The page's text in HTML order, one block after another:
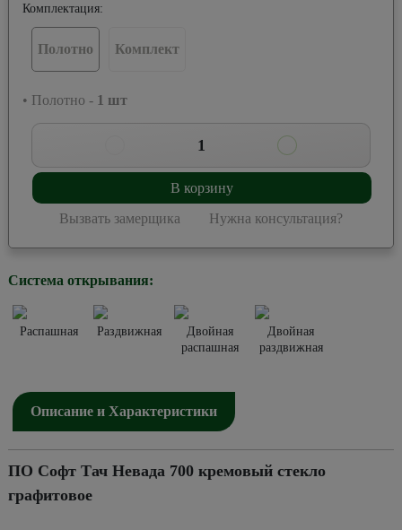
Комплектация:
Полотно Комплект
• Полотно - 1 шт
1
В корзину
Вызвать замерщика Нужна консультация?
Система открывания:
Распашная Раздвижная
Двойная
распашная
Двойная
раздвижная
Описание и Характеристики
ПО Софт Тач Невада 700 кремовый стекло
графитовое